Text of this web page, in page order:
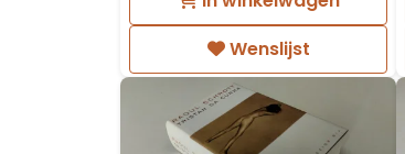
Wenslijst